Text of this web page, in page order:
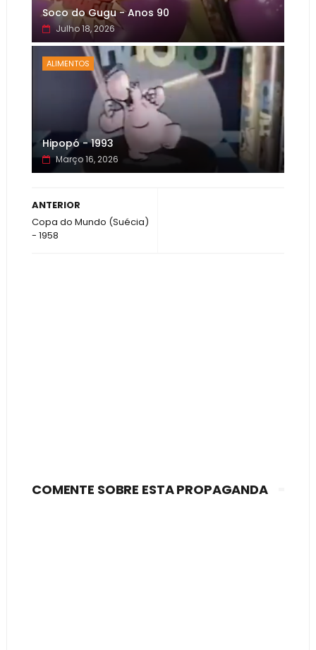
Soco do Gugu - Anos 90
Julho 18, 2026
ALIMENTOS
Hipopó - 1993
Março 16, 2026
ANTERIOR
Copa do Mundo (Suécia)
- 1958
COMENTE SOBRE ESTA PROPAGANDA